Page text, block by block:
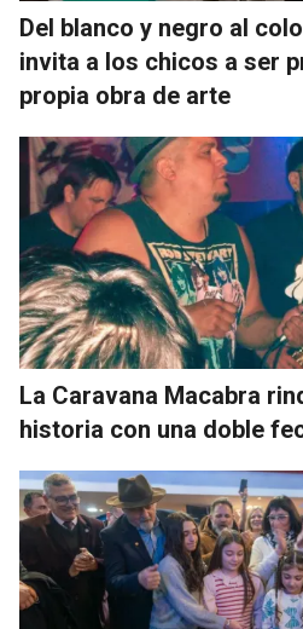
Del blanco y negro al
invita a los chicos a ser
propia obra de arte
La Caravana Macabra
historia con una doble